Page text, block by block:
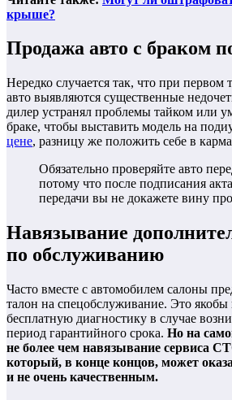
крыше?
Продажа авто с браком
Нередко случается так, что при первом
авто выявляются существенные
дилер устранял проблемы тайком или
браке, чтобы выставить модель на
цене, разницу же положить себе в
Обязательно проверяйте авто
потому что после подписания
передачи вы не докажете вину
Навязывание
по обслуживанию
Часто вместе с автомобилем салоны
талон на спецобслуживание. Это якобы
бесплатную диагностику в случае
период гарантийного срока. Но на
не более чем навязывание сервиса
который, в конце концов, может
и не очень качественным.